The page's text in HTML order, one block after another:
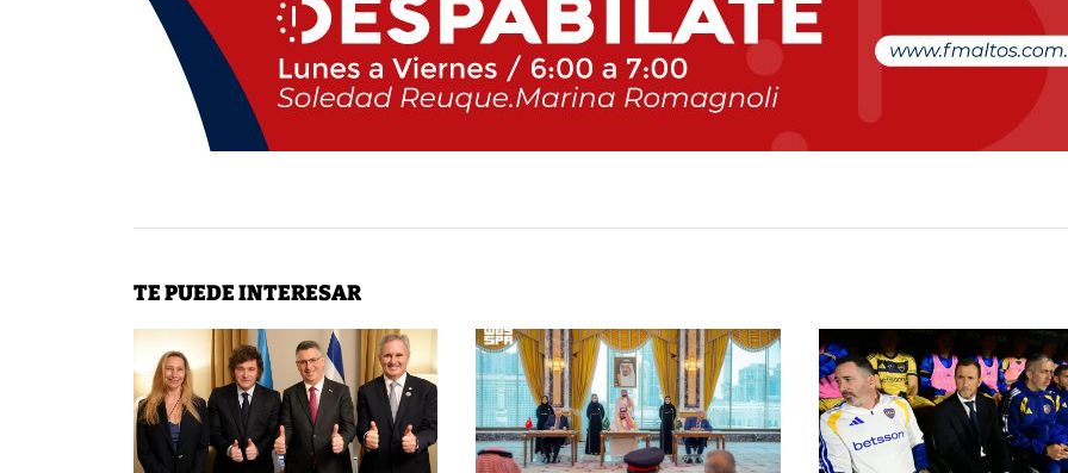
TE PUEDE INTERESAR